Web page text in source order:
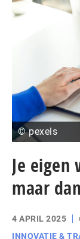
© pexels
Je eigen
maar
4 APRIL 2025
INNOVATIE &